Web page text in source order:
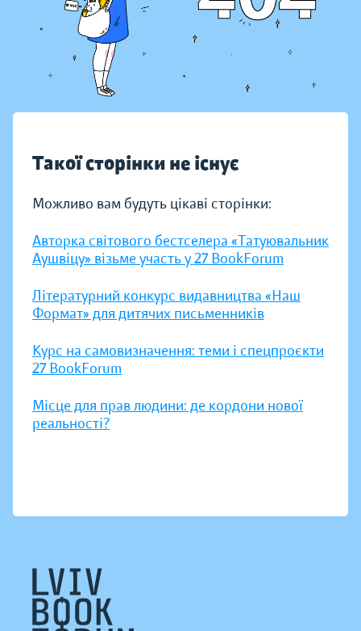
Такої сторінки не існує
Можливо вам будуть цікаві сторінки:
Авторка світового бестселера «Татуювальник
Аушвіцу» візьме участь у 27 BookForum
Літературний конкурс видавництва «Наш
Формат» для дитячих письменників
Курс на самовизначення: теми і спецпроєкти
27 BookForum
Місце для прав людини: де кордони нової
реальності?